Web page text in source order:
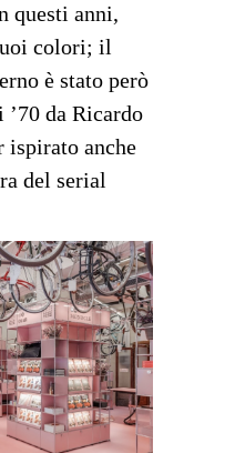
questi anni,
colori; il
è stato però
da Ricardo
ispirato anche
del serial